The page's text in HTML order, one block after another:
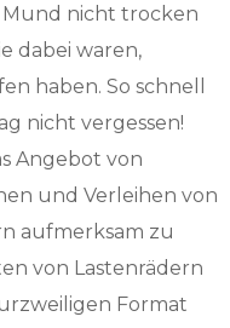
nicht trocken
dabei waren,
haben. So schnell
nicht vergessen!
Angebot von
und Verleihen von
aufmerksam zu
von Lastenrädern
Format